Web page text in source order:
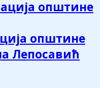
општине
Лепосавић